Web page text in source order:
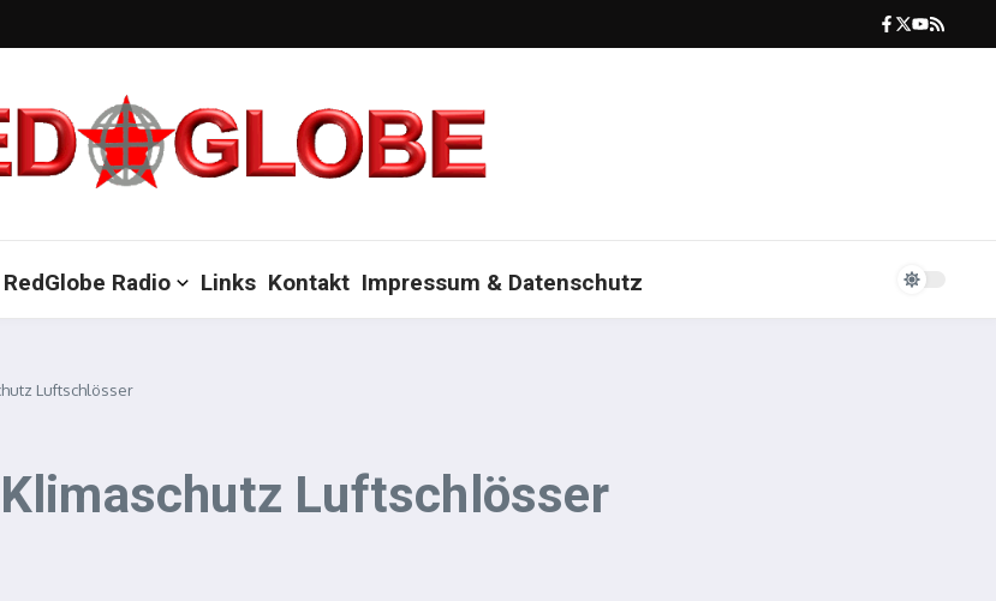
RedGlobe Radio Links Kontakt Impressum & Datenschutz
Luftschlösser
Luftschlösser